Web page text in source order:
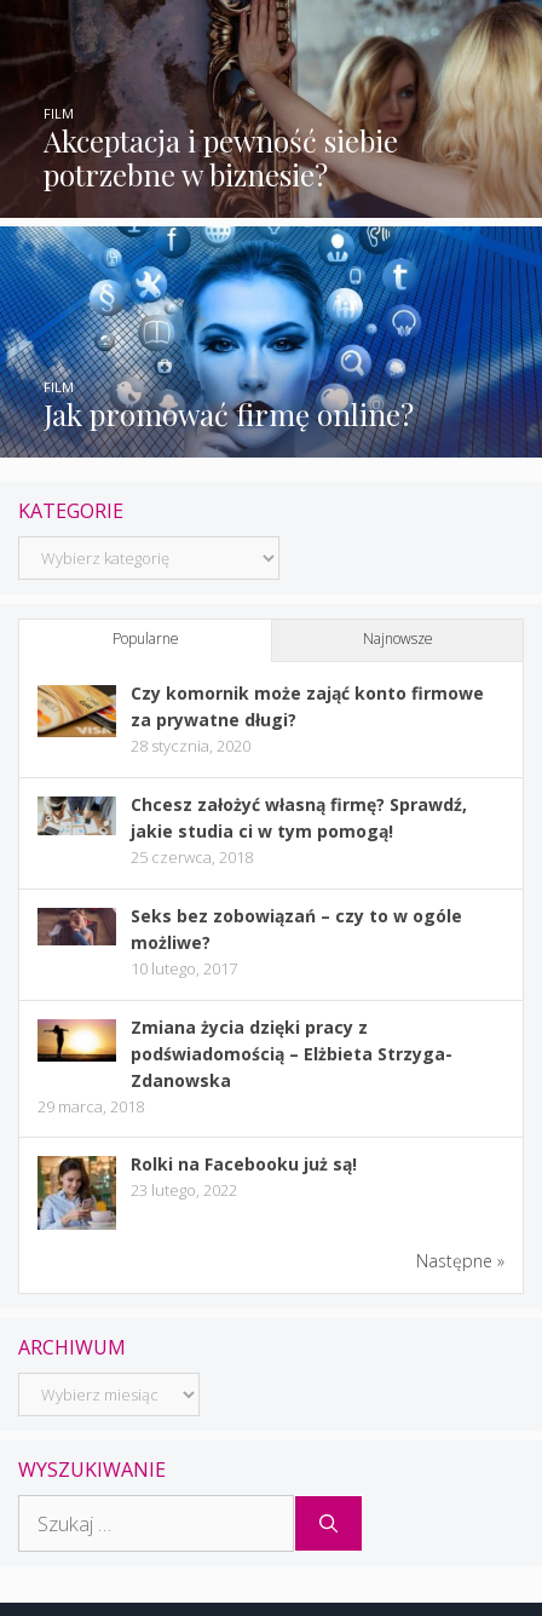
Akceptacja i pewność siebie
potrzebne w biznesie?
FILM
Jak promować firmę online?
FILM
KATEGORIE
Kategorie
Popularne Najnowsze
Czy komornik może zająć konto firmowe
za prywatne długi?
28 stycznia, 2020
Chcesz założyć własną firmę? Sprawdź,
jakie studia ci w tym pomogą!
25 czerwca, 2018
Seks bez zobowiązań – czy to w ogóle
możliwe?
10 lutego, 2017
Zmiana życia dzięki pracy z
podświadomością – Elżbieta Strzyga-
Zdanowska
29 marca, 2018
Rolki na Facebooku już są!
23 lutego, 2022
Następne »
ARCHIWUM
Archiwum
WYSZUKIWANIE